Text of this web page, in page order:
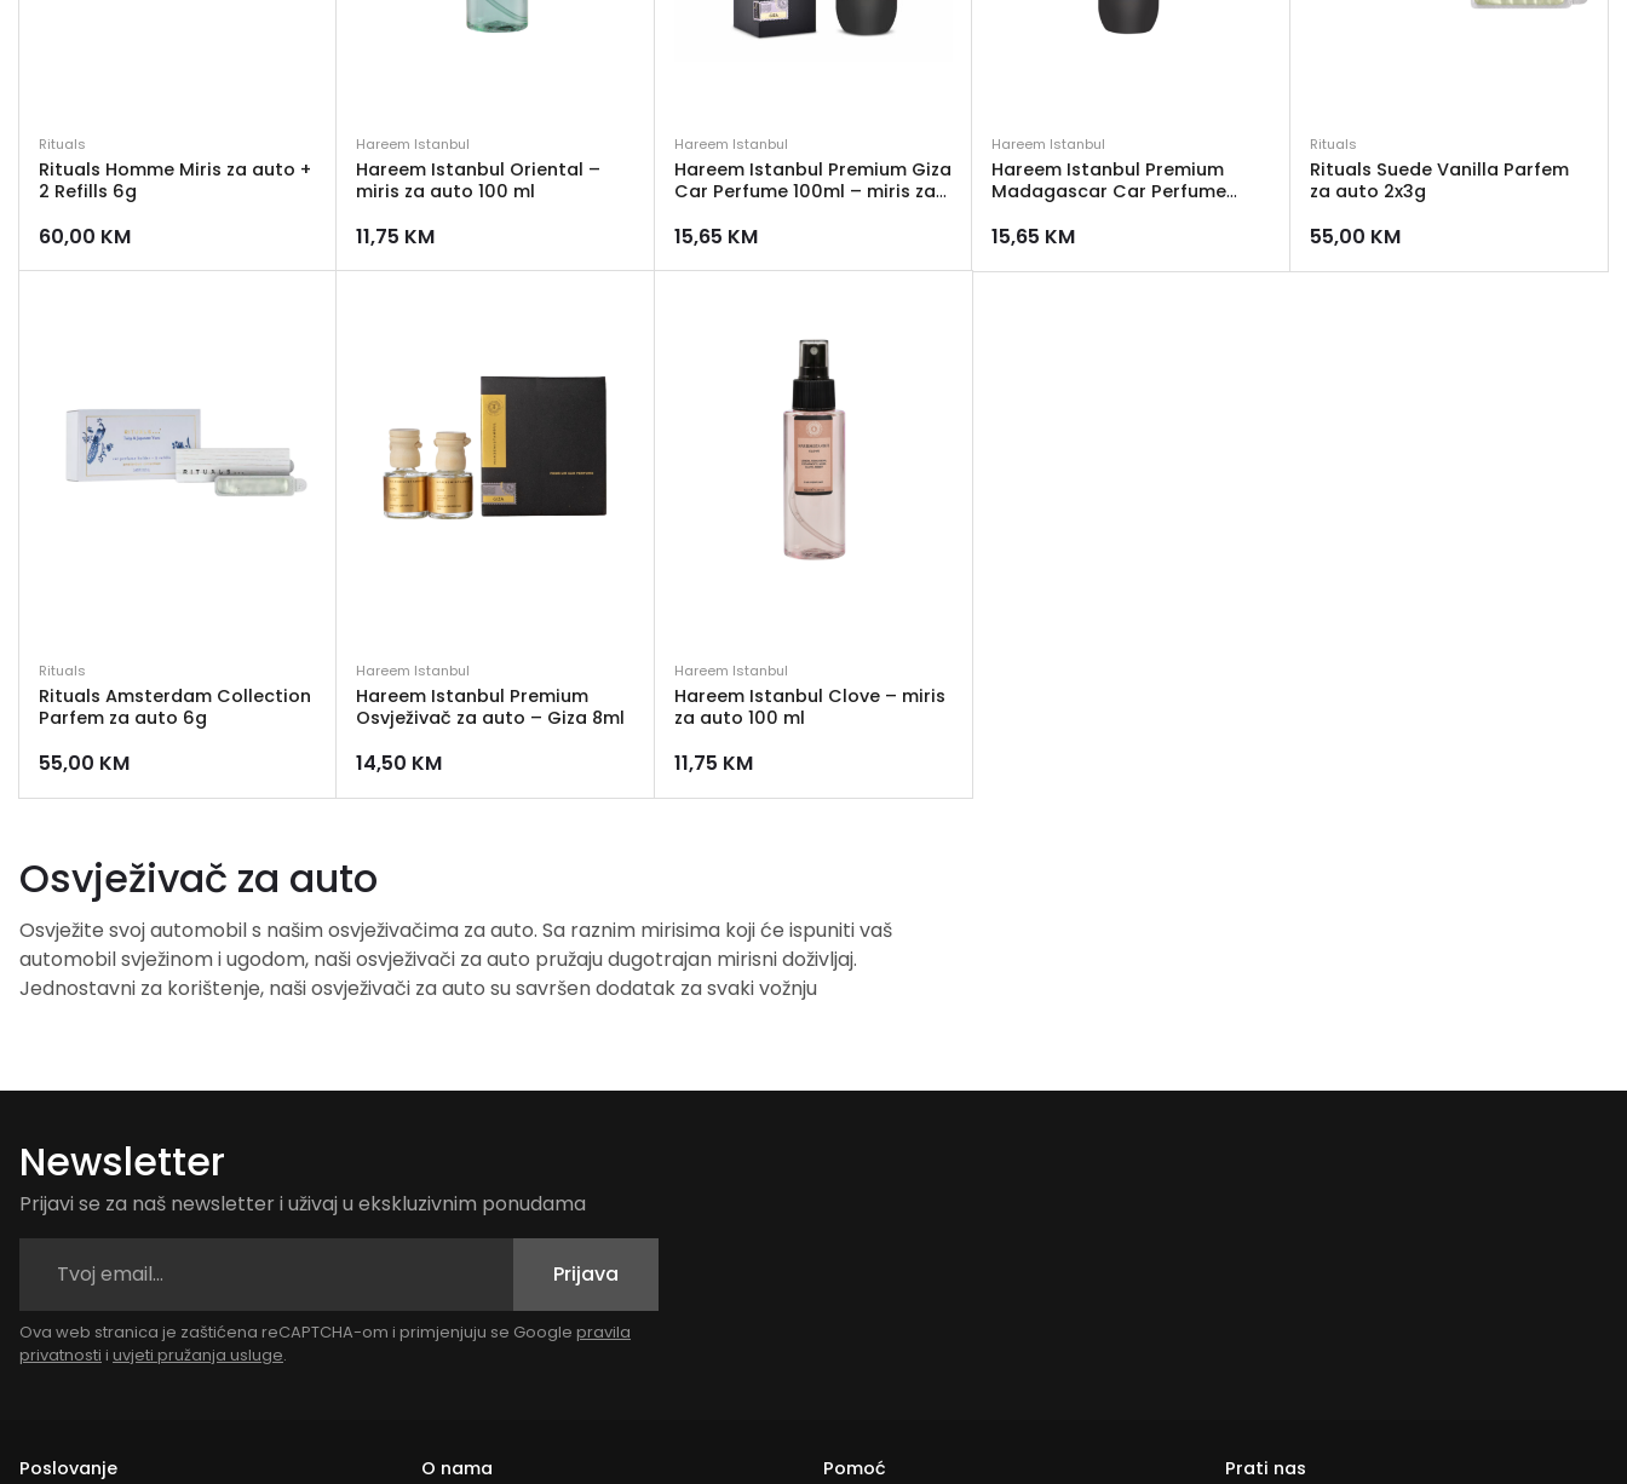
Rituals
Rituals Homme Miris za auto +
2 Refills 6g
60,00 KM
Hareem Istanbul
Hareem Istanbul Oriental –
miris za auto 100 ml
11,75 KM
Hareem Istanbul
Hareem Istanbul Premium Giza
Car Perfume 100ml – miris za
15,65 KM
Hareem Istanbul
Hareem Istanbul Premium
Madagascar Car Perfume
15,65 KM
Rituals
Rituals Suede Vanilla Parfem
za auto 2x3g
55,00 KM
Rituals
Rituals Amsterdam Collection
Parfem za auto 6g
55,00 KM
Hareem Istanbul
Hareem Istanbul Premium
Osvježivač za auto – Giza 8ml
14,50 KM
Hareem Istanbul
Hareem Istanbul Clove – miris
za auto 100 ml
11,75 KM
Osvježivač za auto
Osvježite svoj automobil s našim osvježivačima za auto. Sa raznim mirisima koji će ispuniti vaš
automobil svježinom i ugodom, naši osvježivači za auto pružaju dugotrajan mirisni doživljaj.
Jednostavni za korištenje, naši osvježivači za auto su savršen dodatak za svaki vožnju
Newsletter
Prijavi se za naš newsletter i uživaj u ekskluzivnim ponudama
Prijava
Ova web stranica je zaštićena reCAPTCHA-om i primjenjuju se Google pravila
privatnosti i uvjeti pružanja usluge.
Poslovanje O nama Pomoć Prati nas